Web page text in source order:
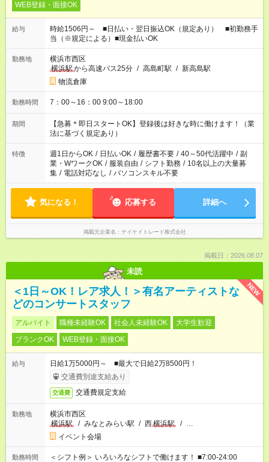
WEB登録・面接OK
給与
時給1506円～ ■日払い・翌日振込OK（規定あり） ■初勤務手
当（※規定による）■現金払いOK
勤務地
横浜市西区
横浜駅から高速バス25分 / 高島町駅 / 新高島駅
物流倉庫
勤務時間 7：00～16：00 9:00～18:00
期間
【急募＊即日スタートOK】登録後は好きな時に働けます！（業
法に基づく規定あり）
特徴 週1日からOK / 日払いOK / 履歴書不要 / 40～50代活躍中 / 副
業・WワークOK / 服装自由 / シフト勤務 / 10名以上の大量募
集 / 電話対応なし / パソコンスキル不要
気になる！ 応募する 詳細へ
掲載元企業名 テイケイトレード株式会社
掲載日：2026.08.07
未読
NEW
＜1日～OK！レア求人！＞有名アーティストな
どのコンサートスタッフ
アルバイト 職種未経験OK 社会人未経験OK
大学生歓迎
ブランクOK
WEB登録・面接OK
給与
日給1万5000円～ ■最大で日給2万8500円！
交通費別途支給あり
交通費 交通費規定支給
勤務地
横浜市西区
横浜駅
/ みなとみらい駅 / 西横浜駅 / …
イベント会場
勤務時間
＜シフト例＞ いろいろなシフトで働けます！ ■7:00-24:00